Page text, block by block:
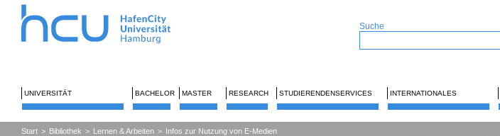
Suche
UNIVERSITÄT BACHELOR MASTER RESEARCH STUDIERENDENSERVICES INTERNATIONALES
Start > Bibliothek > Lernen & Arbeiten > Infos zur Nutzung von E-Medien